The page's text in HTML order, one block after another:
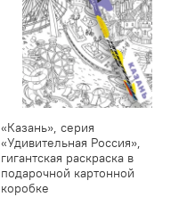
«Казань», серия
«Удивительная Россия»,
гигантская раскраска в
подарочной картонной
коробке